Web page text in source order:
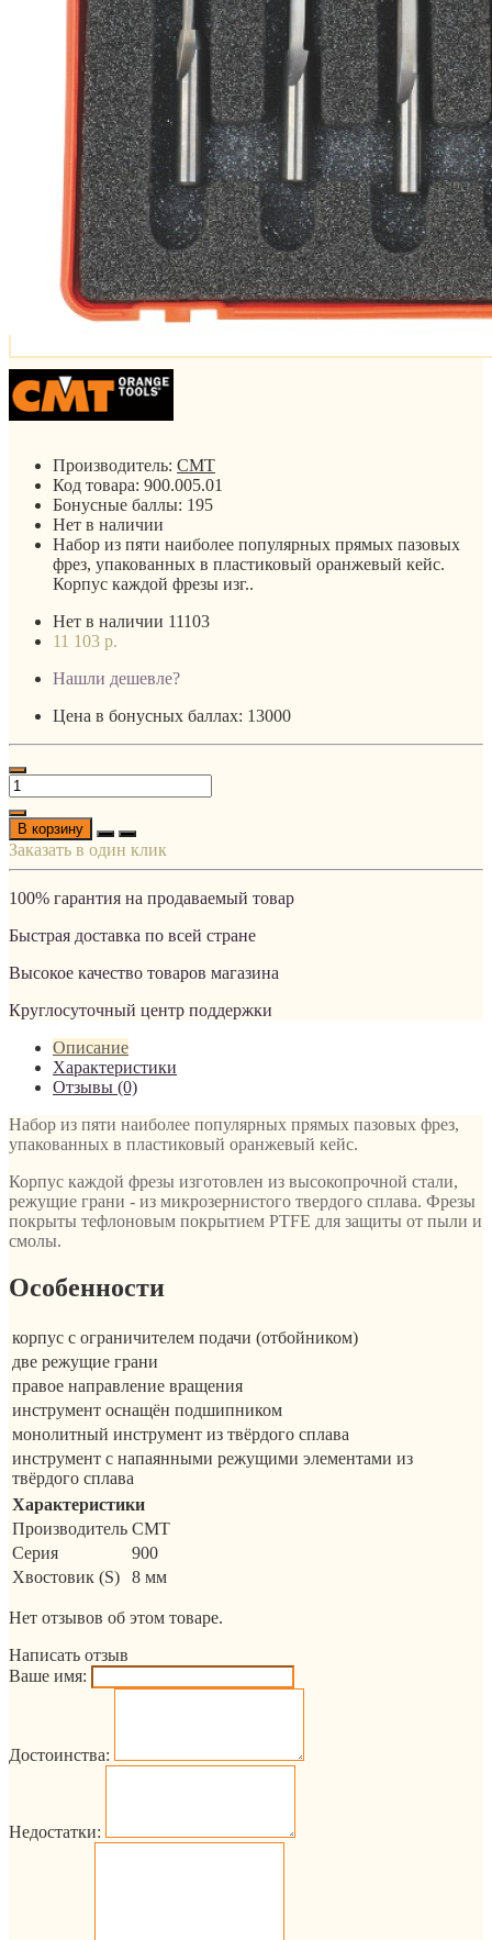
Производитель: CMT
Код товара: 900.005.01
Бонусные баллы: 195
Нет в наличии
Набор из пяти наиболее популярных прямых пазовых
фрез, упакованных в пластиковый оранжевый кейс.
Корпус каждой фрезы изг..
Нет в наличии 11103
11 103 р.
Нашли дешевле?
Цена в бонусных баллах: 13000
В корзину
Заказать в один клик
100% гарантия на продаваемый товар
Быстрая доставка по всей стране
Высокое качество товаров магазина
Круглосуточный центр поддержки
Описание
Характеристики
Отзывы (0)
Набор из пяти наиболее популярных прямых пазовых фрез,
упакованных в пластиковый оранжевый кейс.
Корпус каждой фрезы изготовлен из высокопрочной стали,
режущие грани - из микрозернистого твердого сплава. Фрезы
покрыты тефлоновым покрытием PTFE для защиты от пыли и
смолы.
Особенности
корпус с ограничителем подачи (отбойником)
две режущие грани
правое направление вращения
инструмент оснащён подшипником
монолитный инструмент из твёрдого сплава
инструмент с напаянными режущими элементами из
твёрдого сплава
Характеристики
Производитель CMT
Серия
900
Хвостовик (S)
8 мм
Нет отзывов об этом товаре.
Написать отзыв
Ваше имя:
Достоинства:
Недостатки: